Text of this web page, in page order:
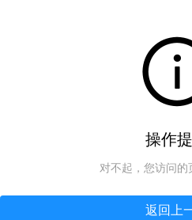
操作
对不起，您访问的
返回上